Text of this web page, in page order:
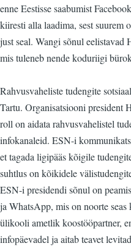
enne Eestisse saabumist
kiiresti alla laadima, sest suurem
just seal. Wangi sõnul eelistavad
mis tuleneb nende koduriigi
Rahvusvaheliste tudengite
Tartu. Organisatsiooni president
roll on aidata rahvusvahelistel
infokanaleid. ESN-i
et tagada ligipääs kõigile
suhtlus on kõikidele
ESN-i presidendi sõnul on
ja WhatsApp, mis on noorte
ülikooli ametlik koostööpartner,
infopäevadel ja aitab teavet